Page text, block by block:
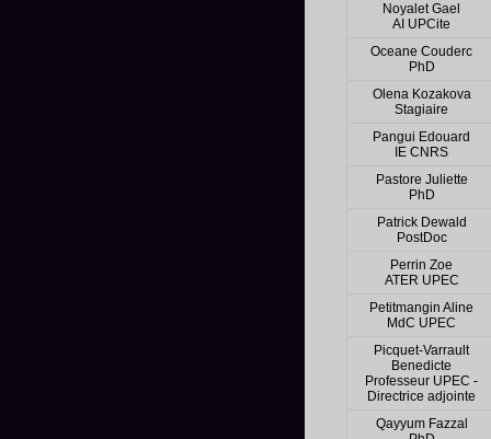
Noyalet Gael
AI UPCite
Oceane Couderc
PhD
Olena Kozakova
Stagiaire
Pangui Edouard
IE CNRS
Pastore Juliette
PhD
Patrick Dewald
PostDoc
Perrin Zoe
ATER UPEC
Petitmangin Aline
MdC UPEC
Picquet-Varrault
Benedicte
Professeur UPEC -
Directrice adjointe
Qayyum Fazzal